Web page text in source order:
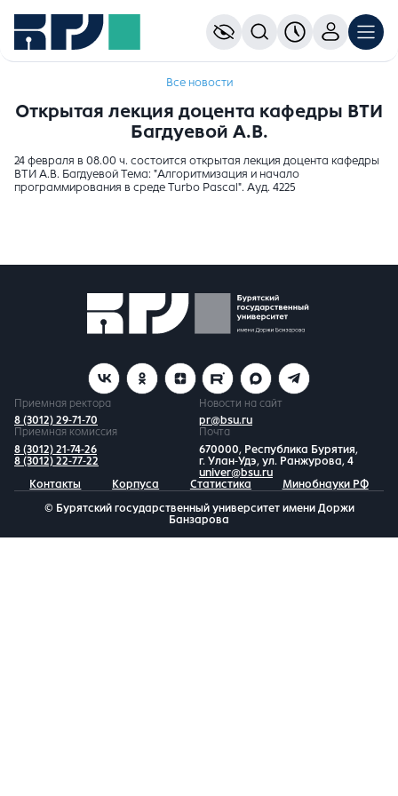
Все новости
Открытая лекция доцента кафедры ВТИ
Багдуевой А.В.
24 февраля в 08.00 ч. состоится открытая лекция доцента кафедры
ВТИ А.В. Багдуевой Тема: "Алгоритмизация и начало
программирования в среде Turbo Pascal". Ауд. 4225
Приемная ректора
8 (3012) 29-71-70
Новости на сайт
pr@bsu.ru
Приемная комиссия
8 (3012) 21-74-26
8 (3012) 22-77-22
Почта
670000, Республика Бурятия,
г. Улан-Удэ, ул. Ранжурова, 4
univer@bsu.ru
Контакты
Корпуса Статистика Минобнауки РФ
© Бурятский государственный университет имени Доржи
Банзарова